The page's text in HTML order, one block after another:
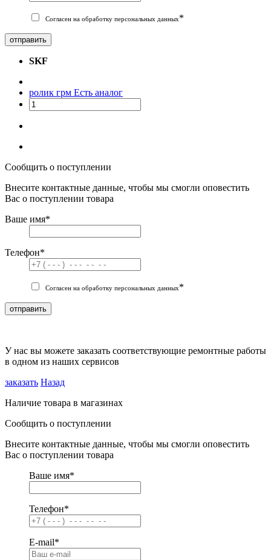
Согласен на обработку персональных данных*
отправить
SKF
ролик грм Есть аналог
Сообщить о поступлении
Внесите контактные данные, чтобы мы смогли оповестить
Вас о поступлении товара
Ваше имя*
Телефон*
Согласен на обработку персональных данных*
отправить
У нас вы можете заказать соответствующие ремонтные работы
в одном из наших сервисов
заказать Назад
Наличие товара в магазинах
Сообщить о поступлении
Внесите контактные данные, чтобы мы смогли оповестить
Вас о поступлении товара
Ваше имя*
Телефон*
E-mail*